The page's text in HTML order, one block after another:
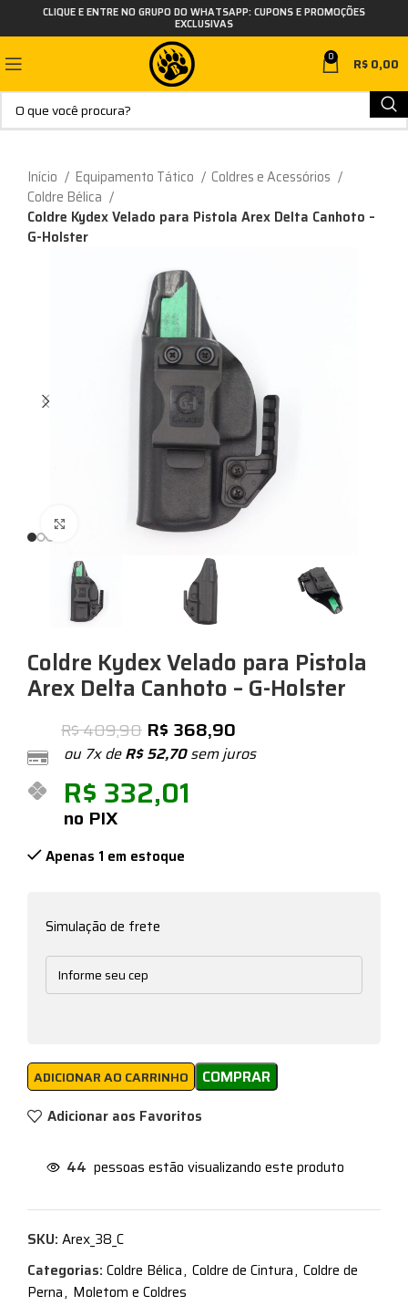
CLIQUE E ENTRE NO GRUPO DO WHATSAPP: CUPONS E PROMOÇÕES
EXCLUSIVAS
0 R$0,00
Início Equipamento Tático
Coldres e Acessórios
Coldre Bélica
Coldre Kydex Velado para Pistola Arex Delta Canhoto –
G-Holster
Coldre Kydex Velado para Pistola
Arex Delta Canhoto – G-Holster
R$409,90 R$ 368,90
ou 7x deR$52,70sem juros
R$ 332,01
no PIX
Apenas 1 em estoque
Simulação de frete
ADICIONAR AO CARRINHO COMPRAR
Adicionar aos Favoritos
44 pessoas estão visualizando este produto
SKU: Arex_38_C
Categorias: Coldre Bélica, Coldre de Cintura, Coldre de
Perna, Moletom e Coldres